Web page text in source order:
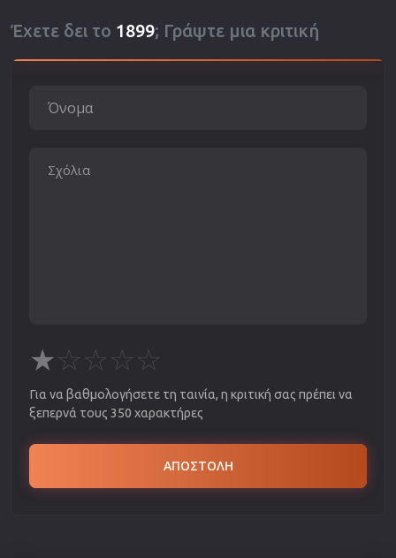
Έχετε δει το 1899; Γράψτε μια κριτική
★☆☆☆☆
Για να βαθμολογήσετε τη ταινία, η κριτική σας πρέπει να
ξεπερνά τους 350 χαρακτήρες
ΑΠΟΣΤΟΛΗ